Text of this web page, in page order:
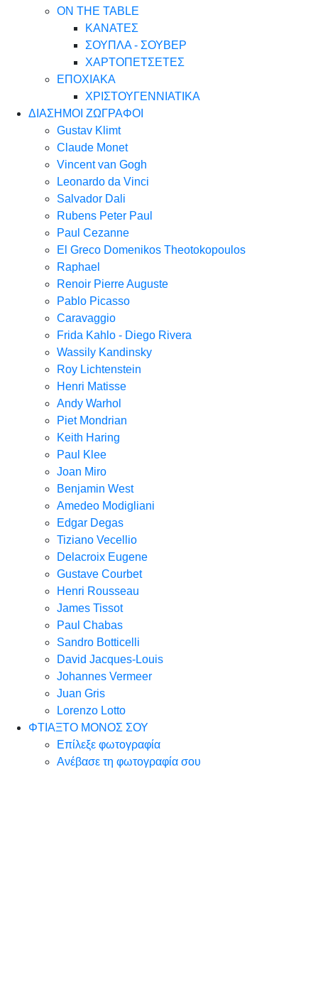
ON THE TABLE
ΚΑΝΑΤΕΣ
ΣΟΥΠΛΑ - ΣΟΥΒΕΡ
ΧΑΡΤΟΠΕΤΣΕΤΕΣ
ΕΠΟΧΙΑΚΑ
ΧΡΙΣΤΟΥΓΕΝΝΙΑΤΙΚΑ
ΔΙΑΣΗΜΟΙ ΖΩΓΡΑΦΟΙ
Gustav Klimt
Claude Monet
Vincent van Gogh
Leonardo da Vinci
Salvador Dali
Rubens Peter Paul
Paul Cezanne
El Greco Domenikos Theotokopoulos
Raphael
Renoir Pierre Auguste
Pablo Picasso
Caravaggio
Frida Kahlo - Diego Rivera
Wassily Kandinsky
Roy Lichtenstein
Henri Matisse
Andy Warhol
Piet Mondrian
Keith Haring
Paul Klee
Joan Miro
Benjamin West
Amedeo Modigliani
Edgar Degas
Tiziano Vecellio
Delacroix Eugene
Gustave Courbet
Henri Rousseau
James Tissot
Paul Chabas
Sandro Botticelli
David Jacques-Louis
Johannes Vermeer
Juan Gris
Lorenzo Lotto
ΦΤΙΑΞΤΟ ΜΟΝΟΣ ΣΟΥ
Επίλεξε φωτογραφία
Ανέβασε τη φωτογραφία σου